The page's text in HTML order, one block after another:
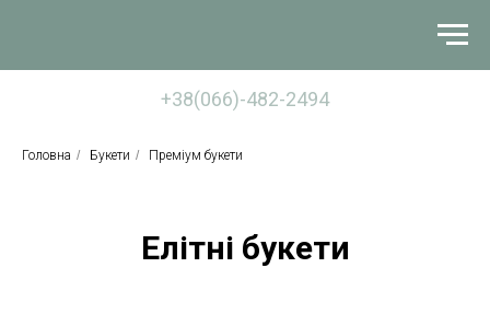
+38(066)-482-2494
Головна / Букети / Преміум букети
Елітні букети